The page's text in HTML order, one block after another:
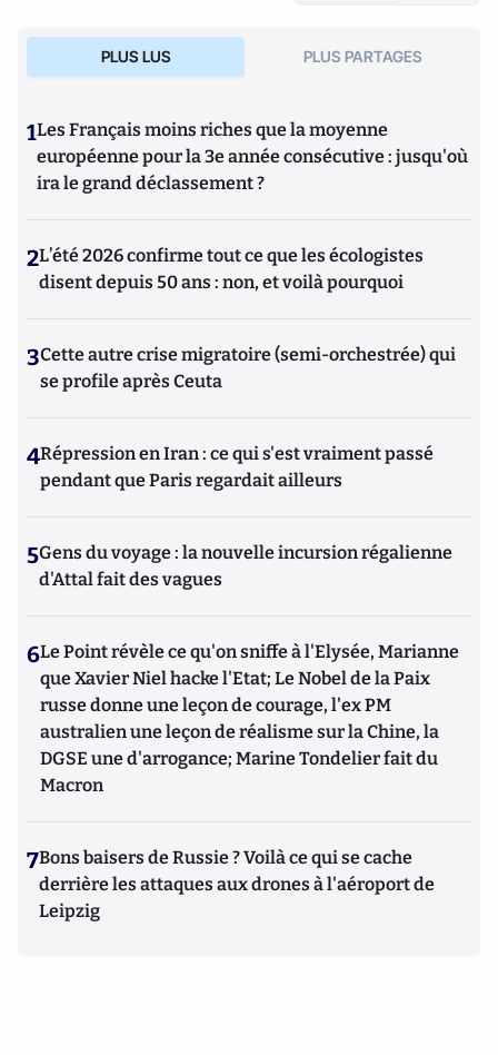
PLUS LUS PLUS PARTAGES
1Les Français moins riches que la moyenne
européenne pour la 3e année consécutive : jusqu'où
ira le grand déclassement ?
2L’été 2026 confirme tout ce que les écologistes
disent depuis 50 ans : non, et voilà pourquoi
3Cette autre crise migratoire (semi-orchestrée) qui
se profile après Ceuta
4Répression en Iran : ce qui s'est vraiment passé
pendant que Paris regardait ailleurs
5Gens du voyage : la nouvelle incursion régalienne
d'Attal fait des vagues
6Le Point révèle ce qu'on sniffe à l'Elysée, Marianne
que Xavier Niel hacke l'Etat; Le Nobel de la Paix
russe donne une leçon de courage, l'ex PM
australien une leçon de réalisme sur la Chine, la
DGSE une d'arrogance; Marine Tondelier fait du
Macron
7Bons baisers de Russie ? Voilà ce qui se cache
derrière les attaques aux drones à l'aéroport de
Leipzig